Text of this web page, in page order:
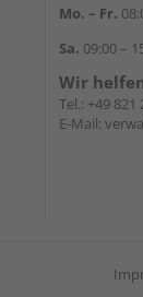
Mo. – Fr.
Sa. 09:00 –
Wir
Tel.: +49 821
E-Mail: